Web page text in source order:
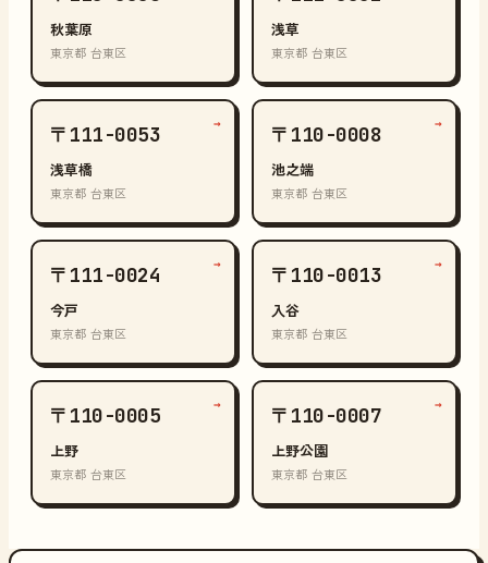
秋葉原
東京都 台東区
浅草
東京都 台東区
〒111-0053
浅草橋
東京都 台東区
→ 〒110-0008
池之端
東京都 台東区
→
〒111-0024
今戸
東京都 台東区
→ 〒110-0013
入谷
東京都 台東区
→
〒110-0005
上野
東京都 台東区
→ 〒110-0007
上野公園
東京都 台東区
→